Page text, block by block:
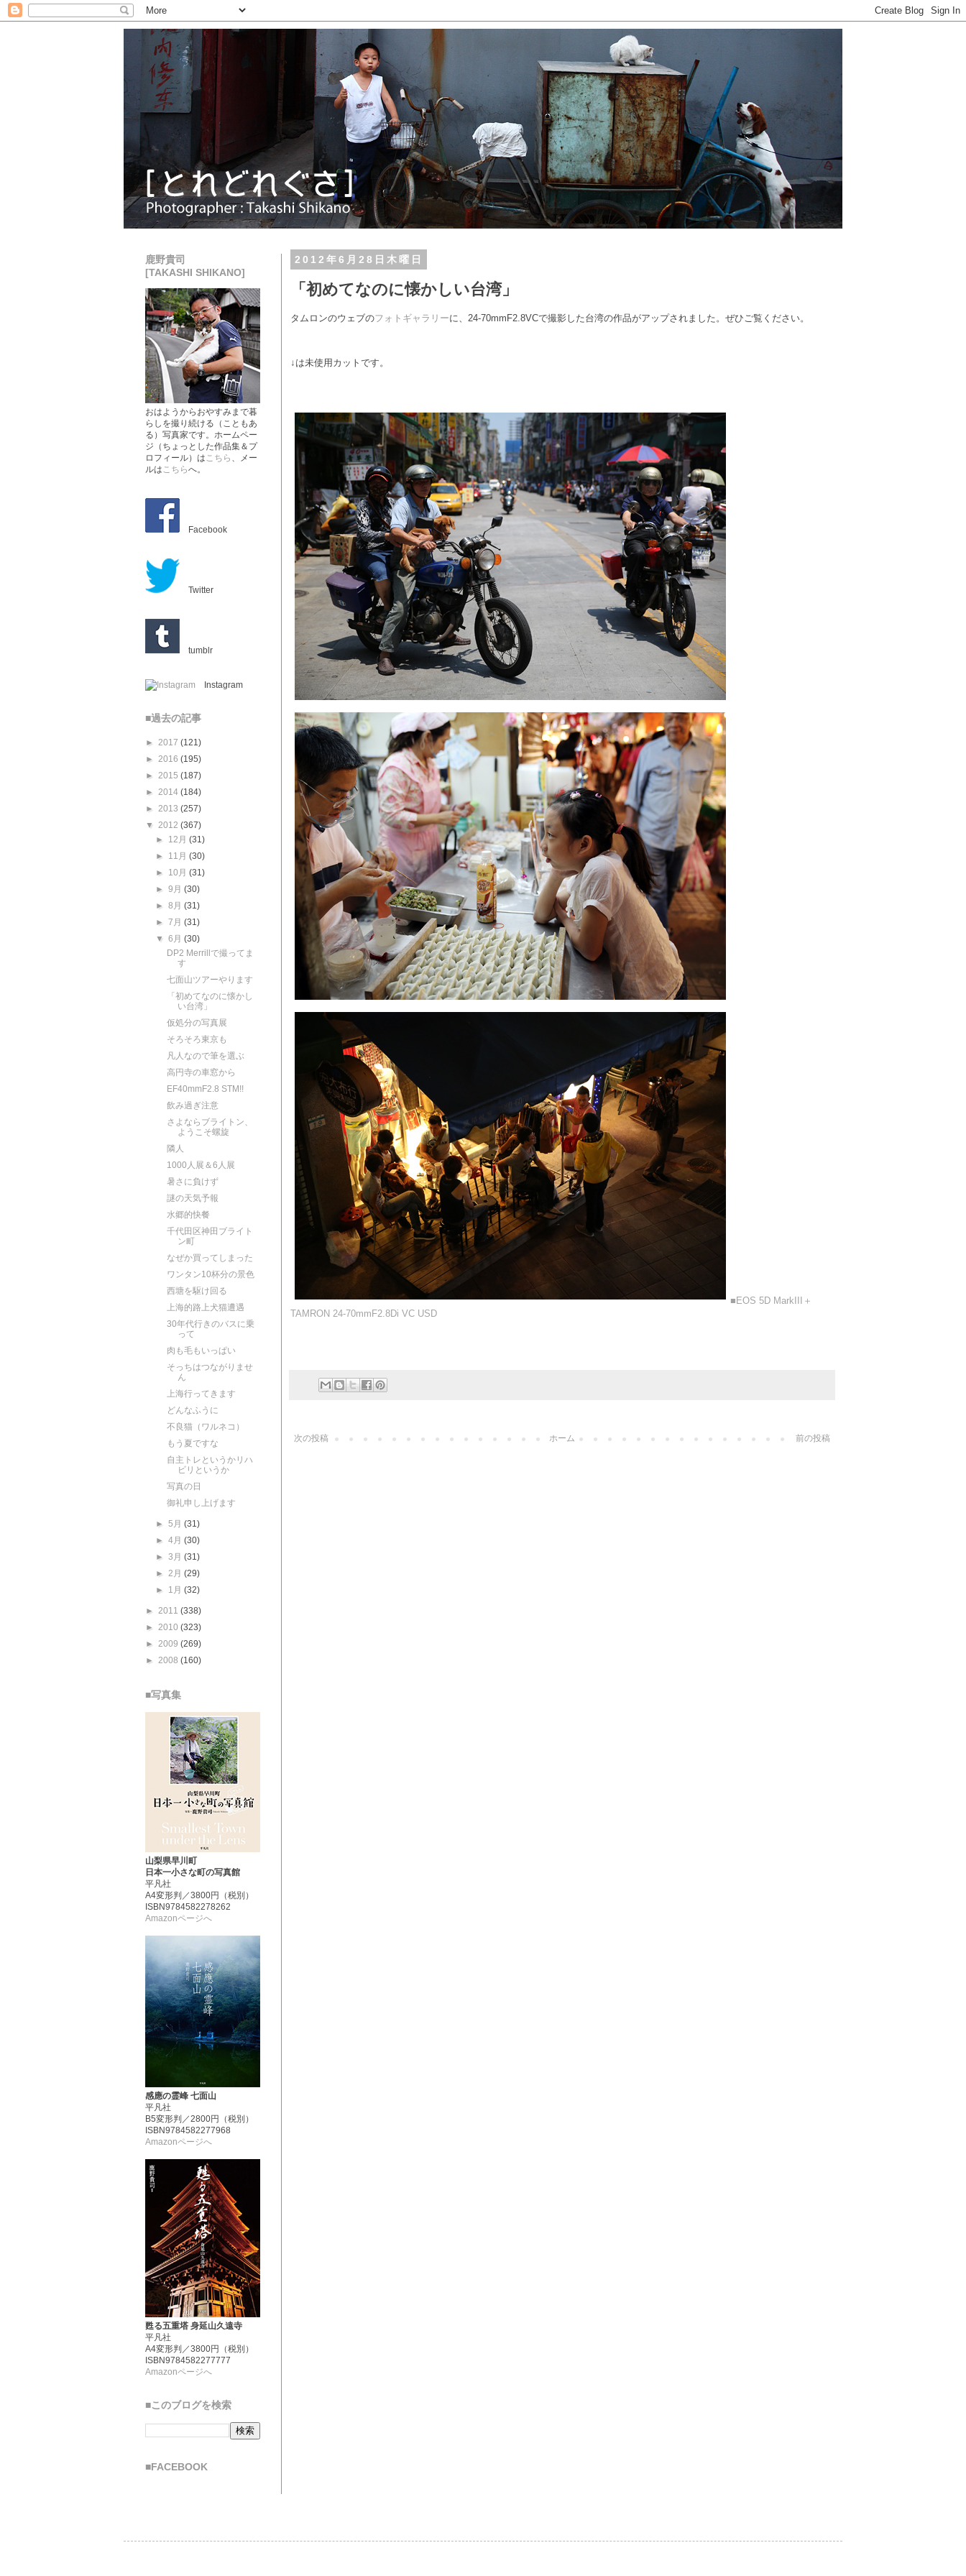
2012年6月28日木曜日
「初めてなのに懐かしい台湾」
タムロンのウェブのフォトギャラリーに、24-70mmF2.8VCで撮影した台湾の作品がアップされました。ぜひご覧ください。
↓は未使用カットです。
■EOS 5D MarkIII＋
TAMRON 24-70mmF2.8Di VC USD
次の投稿 前の投稿
ホーム
鹿野貴司
[TAKASHI SHIKANO]
おはようからおやすみまで暮
らしを撮り続ける（こともあ
る）写真家です。ホームペー
ジ（ちょっとした作品集＆プ
ロフィール）はこちら 、メー
ルはこちらへ。
Facebook
Twitter
tumblr
Instagram
■過去の記事
► 2017 (121)
► 2016 (195)
► 2015 (187)
► 2014 (184)
► 2013 (257)
▼ 2012 (367)
► 12月(31)
► 11月(30)
► 10月(31)
►9月(30)
►8月(31)
►7月(31)
▼6月(30)
DP2 Merrillで撮ってま
す
七面山ツアーやります
「初めてなのに懐かし
い台湾」
仮処分の写真展
そろそろ東京も
凡人なので筆を選ぶ
高円寺の車窓から
EF40mmF2.8 STM!!
飲み過ぎ注意
さよならブライトン、
ようこそ螺旋
隣人
1000人展＆6人展
暑さに負けず
謎の天気予報
水郷的快餐
千代田区神田ブライト
ン町
なぜか買ってしまった
ワンタン10杯分の景色
西塘を駆け回る
上海的路上犬猫遭遇
30年代行きのバスに乗
って
肉も毛もいっぱい
そっちはつながりませ
ん
上海行ってきます
どんなふうに
不良猫（ワルネコ）
もう夏ですな
自主トレというかリハ
ビリというか
写真の日
御礼申し上げます
►5月(31)
►4月(30)
►3月(31)
►2月(29)
► 1月(32)
► 2011 (338)
► 2010 (323)
► 2009 (269)
► 2008 (160)
■写真集
山梨県早川町
日本一小さな町の写真館
平凡社
A4変形判／3800円（税別）
ISBN9784582278262
Amazonページへ
感應の霊峰 七面山
平凡社
B5変形判／2800円（税別）
ISBN9784582277968
Amazonページへ
甦る五重塔 身延山久遠寺
平凡社
A4変形判／3800円（税別）
ISBN9784582277777
Amazonページへ
■このブログを検索
■FACEBOOK